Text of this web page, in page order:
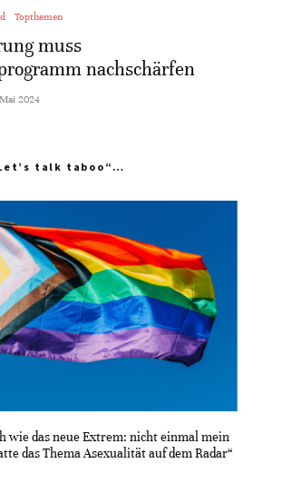
Topthemen
muss
nachschärfen
2024
talk taboo“…
wie das neue Extrem: nicht einmal mein
das Thema Asexualität auf dem Radar“